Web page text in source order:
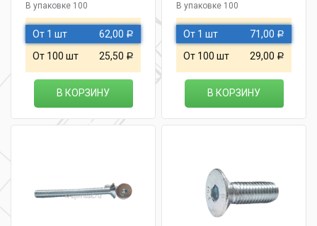
В упаковке 100
От 1 шт 62,00 Р
От 100 шт 25,50 Р
В КОРЗИНУ
В упаковке 100
От 1 шт 71,00 Р
От 100 шт 29,00 Р
В КОРЗИНУ